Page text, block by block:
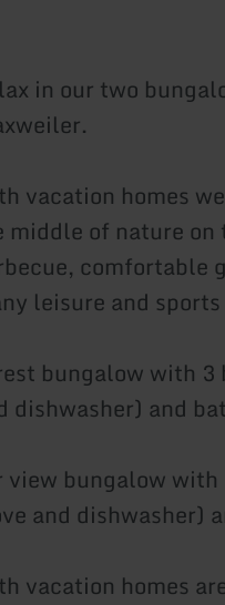
in our two
vacation homes
middle of nature
comfortable
leisure and
bungalow with
dishwasher) and
view bungalow
and dishwasher)
vacation homes